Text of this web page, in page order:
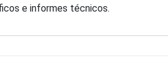
e informes técnicos.